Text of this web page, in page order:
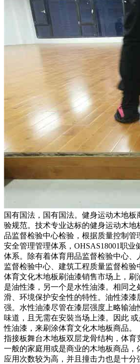
国有国法，国有国法。健身运动木地板
验规范。技术专业达标的健身运动木地
品监督检验中心检验，根据质量控制管
安全管理管理体系，OHSAS18001职业
体系。除有着体育用品监督检验中心、
监督检验中心、建筑工程质量监督检验
体育文化木地板刷油漆销售市场上，刷
是油性漆，另一个是水性油漆。相同之
滑、环境保护安全性的特性。油性漆漆
强。水性油漆尽管在漆层强度上略输油
味道，且无需在安裝当场上漆。因此
性油漆，来刷涂体育文化木地板商品。
指接板舞台木地板双层龙骨结构，体育
一般的家庭用或是商业的木地板商品，
应用次数较为高，并且撞击力也是十分